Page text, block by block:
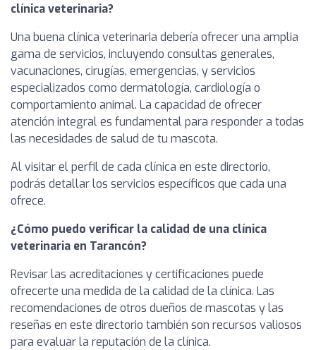
clínica veterinaria?
Una buena clínica veterinaria debería ofrecer una amplia
gama de servicios, incluyendo consultas generales,
vacunaciones, cirugías, emergencias, y servicios
especializados como dermatología, cardiología o
comportamiento animal. La capacidad de ofrecer
atención integral es fundamental para responder a todas
las necesidades de salud de tu mascota.
Al visitar el perfil de cada clínica en este directorio,
podrás detallar los servicios específicos que cada una
ofrece.
¿Cómo puedo verificar la calidad de una clínica
veterinaria en Tarancón?
Revisar las acreditaciones y certificaciones puede
ofrecerte una medida de la calidad de la clínica. Las
recomendaciones de otros dueños de mascotas y las
reseñas en este directorio también son recursos valiosos
para evaluar la reputación de la clínica.